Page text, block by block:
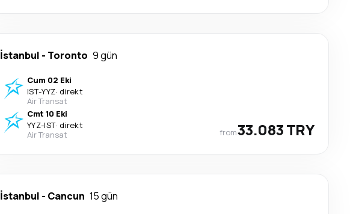
İstanbul - Toronto 9 gün
Cum 02 Eki
IST-YYZ· direkt
Air Transat
Cmt 10 Eki
YYZ-IST· direkt
Air Transat
from33.083 TRY
İstanbul - Cancun 15 gün